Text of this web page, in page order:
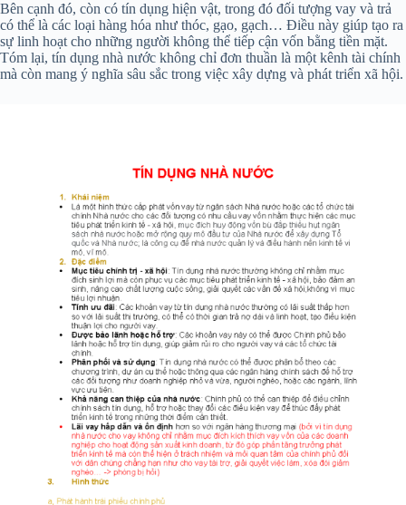
Bên cạnh đó, còn có tín dụng hiện vật, trong đó đối tượng vay và trả
có thể là các loại hàng hóa như thóc, gạo, gạch… Điều này giúp tạo ra
sự linh hoạt cho những người không thể tiếp cận vốn bằng tiền mặt.
Tóm lại, tín dụng nhà nước không chỉ đơn thuần là một kênh tài chính
mà còn mang ý nghĩa sâu sắc trong việc xây dựng và phát triển xã hội.